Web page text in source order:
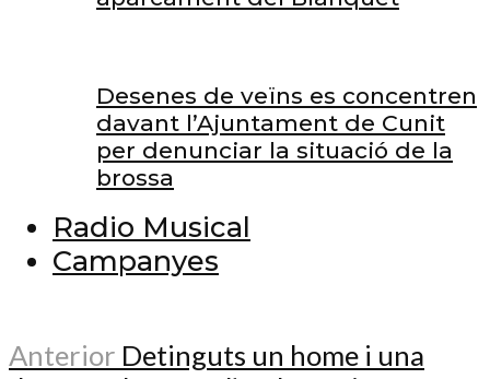
Desenes de veïns es concentren
davant l’Ajuntament de Cunit
per denunciar la situació de la
brossa
Radio Musical
Campanyes
Anterior Detinguts un home i una